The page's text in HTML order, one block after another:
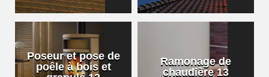
Poseur et pose de
poêle à bois et
Ramonage de
chaudière 13